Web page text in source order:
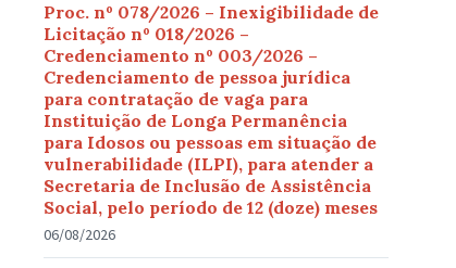
Proc. nº 078/2026 – Inexigibilidade de
Licitação nº 018/2026 –
Credenciamento nº 003/2026 –
Credenciamento de pessoa jurídica
para contratação de vaga para
Instituição de Longa Permanência
para Idosos ou pessoas em situação de
vulnerabilidade (ILPI), para atender a
Secretaria de Inclusão de Assistência
Social, pelo período de 12 (doze) meses
06/08/2026